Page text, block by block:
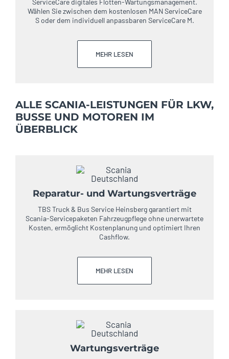
ServiceCare digitales Flotten-Wartungsmanagement.
Wählen Sie zwischen dem kostenlosen MAN ServiceCare
S oder dem individuell anpassbaren ServiceCare M.
MEHR LESEN
ALLE SCANIA-LEISTUNGEN FÜR LKW,
BUSSE UND MOTOREN IM
ÜBERBLICK
Reparatur- und Wartungsverträge
TBS Truck & Bus Service Heinsberg garantiert mit
Scania-Servicepaketen Fahrzeugpflege ohne unerwartete
Kosten, ermöglicht Kostenplanung und optimiert Ihren
Cashflow.
MEHR LESEN
Wartungsverträge